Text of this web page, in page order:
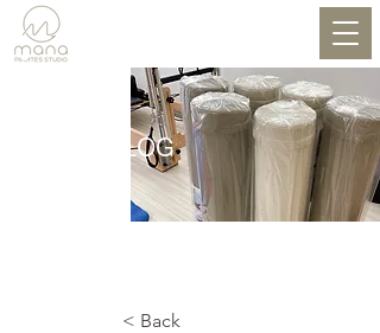
BLOG
< Back